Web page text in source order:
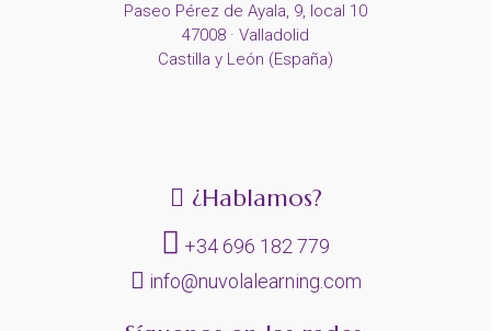
Paseo Pérez de Ayala, 9, local 10
47008 · Valladolid
Castilla y León (España)
¿Hablamos?
+34 696 182 779
info@nuvolalearning.com